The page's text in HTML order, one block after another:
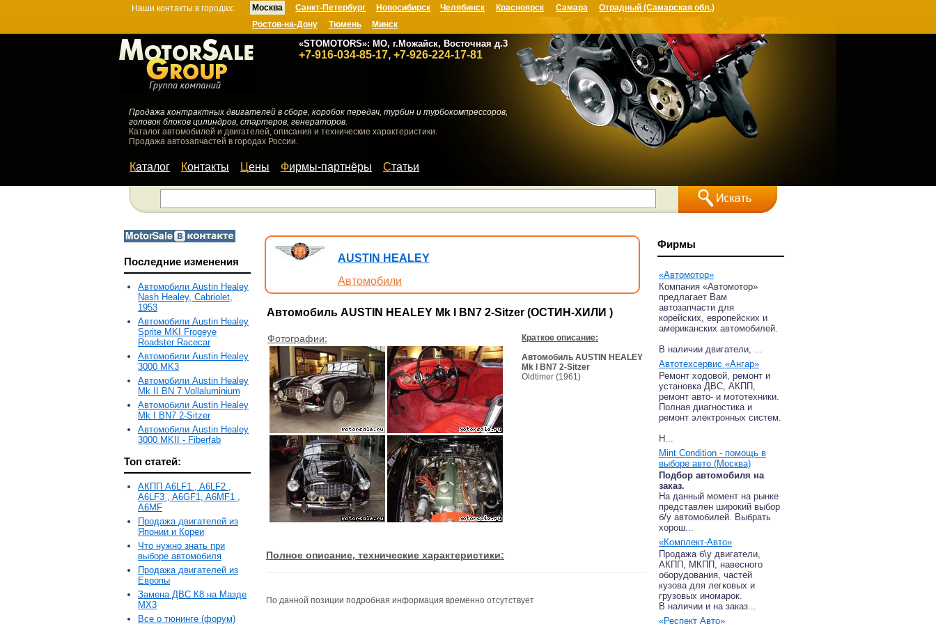
Наши контакты в городах: Москва
«STOMOTORS»: МО, г.Можайск, Восточная д.3
+7-916-034-85-17, +7-926-224-17-81
Санкт-Петербург Новосибирск Челябинск Красноярск Самара
Отрадный (Самарская обл.)
Ростов-на-Дону
Тюмень Минск
Продажа контрактных двигателей в сборе, коробок передач, турбин и турбокомпрессоров,
головок блоков цилиндров, стартеров, генераторов.
Каталог автомобилей и двигателей, описания и технические характеристики.
Продажа автозапчастей в городах России.
Каталог Контакты Цены Фирмы-партнёры Статьи
Последние изменения
Автомобили Austin Healey
Nash Healey, Cabriolet,
1953
Автомобили Austin Healey
Sprite MKI Frogeye
Roadster Racecar
Автомобили Austin Healey
3000 MK3
Автомобили Austin Healey
Mk II BN 7 Vollaluminium
Автомобили Austin Healey
Mk I BN7 2-Sitzer
Автомобили Austin Healey
3000 MKII - Fiberfab
Топ статей:
АКПП A6LF1 , A6LF2 ,
A6LF3 , A6GF1, A6MF1 ,
A6MF
Продажа двигателей из
Японии и Кореи
Что нужно знать при
выборе автомобиля
Продажа двигателей из
Европы
Замена ДВС К8 на Мазде
MX3
Все о тюнинге (форум)
AUSTIN HEALEY
Автомобили
Автомобиль AUSTIN HEALEY Mk I BN7 2-Sitzer (ОСТИН-ХИЛИ )
Фотографии:
Краткое описание:
Автомобиль AUSTIN HEALEY
Mk I BN7 2-Sitzer
Oldtimer (1961)
Полное описание, технические характеристики:
По данной позиции подробная информация временно отсутствует
Фирмы
«Автомотор»
Компания «Автомотор»
предлагает Вам
автозапчасти для
корейских, европейских и
американских автомобилей.
В наличии двигатели, ...
Автотехсервис «Ангар»
Ремонт ходовой, ремонт и
установка ДВС, АКПП,
ремонт авто- и мототехники.
Полная диагностика и
ремонт электронных систем.
Н...
Mint Condition - помощь в
выборе авто (Москва)
Подбор автомобиля на
заказ.
На данный момент на рынке
представлен широкий выбор
б/у автомобилей. Выбрать
хорош...
«Комплект-Авто»
Продажа б\у двигатели,
АКПП, МКПП, навесного
оборудования, частей
кузова для легковых и
грузовых иномарок.
В наличии и на заказ...
«Респект Авто»